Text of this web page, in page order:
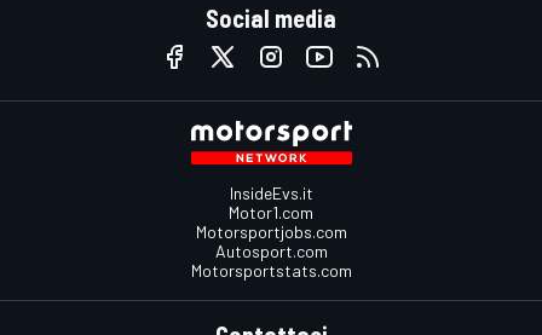
Social media
InsideEvs.it
Motor1.com
Motorsportjobs.com
Autosport.com
Motorsportstats.com